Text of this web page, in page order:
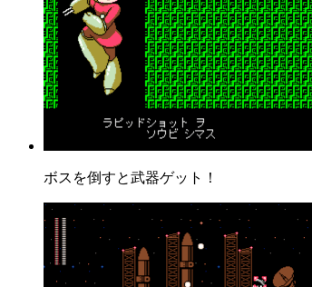
ボスを倒すと武器ゲット！